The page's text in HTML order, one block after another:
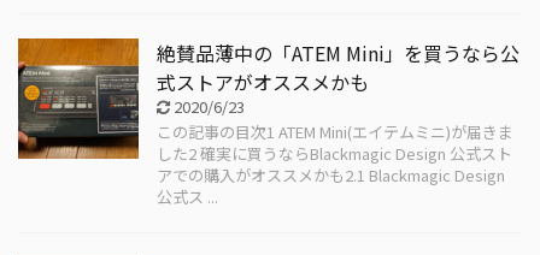
絶賛品薄中の「ATEM Mini」を買うなら公
式ストアがオススメかも
2020/6/23
この記事の目次1 ATEM Mini(エイテムミニ)が届きま
した2 確実に買うならBlackmagic Design 公式スト
アでの購入がオススメかも2.1 Blackmagic Design
公式ス ...